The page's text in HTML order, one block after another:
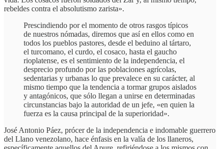
rebeldes contra el absolutismo zarista».
Prescindiendo por el momento de otros rasgos típicos
de nuestros nómadas, diremos que así en ellos como en
todos los pueblos pastores, desde el beduino al tártaro,
el turcomano, el curdo, el cosaco, hasta el gaucho
rioplatense, es el sentimiento de la independencia, el
desprecio profundo por las poblaciones agrícolas,
sedentarias y urbanas lo que prevalece en su carácter, al
mismo tiempo que la tendencia a tormar grupos aislados
y antagónicos, que sólo llegan a unirse en determinadas
circunstancias bajo la autoridad de un jefe, «en quien la
fuerza es la causa principal de la superioridad».
José Antonio Páez, prócer de la independencia e indomable guerrero
del Llano venezolano, hace énfasis en la valía de los llaneros,